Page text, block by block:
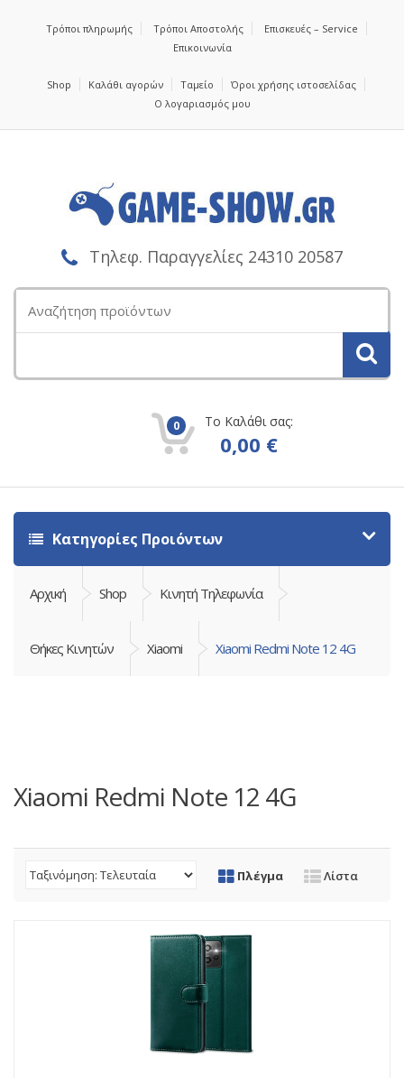
Τρόποι πληρωμής Τρόποι Αποστολής
Επισκευές – Service
Επικοινωνία
Shop Καλάθι αγορών Ταμείο
Όροι χρήσης ιστοσελίδας
Ο λογαριασμός μου
Τηλεφ. Παραγγελίες 24310 20587
για:
0 Το Καλάθι σας:
0,00 €
Κατηγορίες Προιόντων
Αρχική Shop Κινητή Τηλεφωνία
Θήκες Κινητών Xiaomi Xiaomi Redmi Note 12 4G
Xiaomi Redmi Note 12 4G
Πλέγμα Λίστα